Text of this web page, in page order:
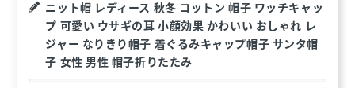
ニット帽 レディース 秋冬 コットン 帽子 ワッチキャッ
プ 可愛い ウサギの耳 小顔効果 かわいい おしゃれ レ
ジャー なりきり帽子 着ぐるみキャップ帽子 サンタ帽
子 女性 男性 帽子折りたたみ